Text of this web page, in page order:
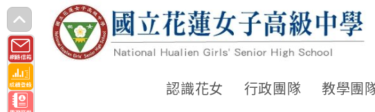
跳
轉
至
主
要
認識花女 行政團隊 教學團